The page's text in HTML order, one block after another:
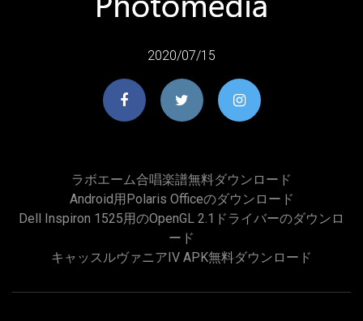
2020/07/15
ラボエーム合唱楽譜無料ダウンロード
Android用Polaris Officeのダウンロード
Dell Inspiron 1525用のOpenGL 2.1ドライバーのダウンロ
ード
キャッスルヴァニアIV APK無料ダウンロード